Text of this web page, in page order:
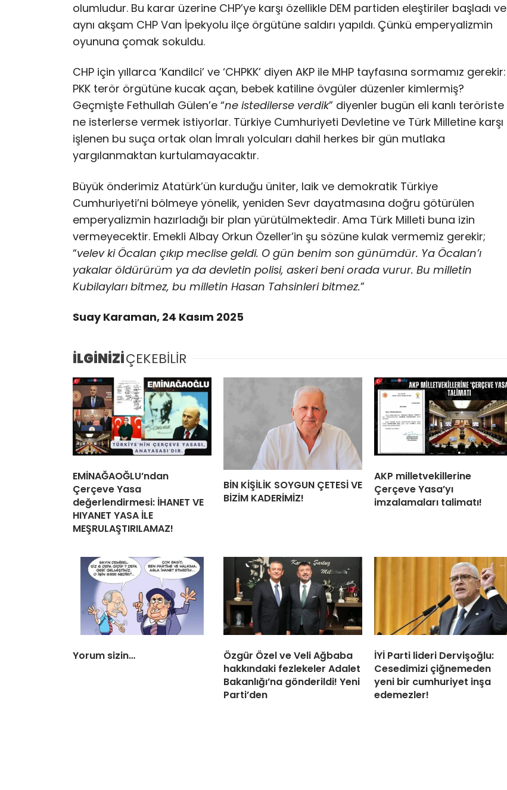
olumludur. Bu karar üzerine CHP’ye karşı özellikle DEM partiden eleştiriler başladı ve
aynı akşam CHP Van İpekyolu ilçe örgütüne saldırı yapıldı. Çünkü emperyalizmin
oyununa çomak sokuldu.
CHP için yıllarca ‘Kandilci’ ve ‘CHPKK’ diyen AKP ile MHP tayfasına sormamız gerekir:
PKK terör örgütüne kucak açan, bebek katiline övgüler düzenler kimlermiş?
Geçmişte Fethullah Gülen’e “ne istedilerse verdik” diyenler bugün eli kanlı teröriste
ne isterlerse vermek istiyorlar. Türkiye Cumhuriyeti Devletine ve Türk Milletine karşı
işlenen bu suça ortak olan İmralı yolcuları dahil herkes bir gün mutlaka
yargılanmaktan kurtulamayacaktır.
Büyük önderimiz Atatürk’ün kurduğu üniter, laik ve demokratik Türkiye
Cumhuriyeti’ni bölmeye yönelik, yeniden Sevr dayatmasına doğru götürülen
emperyalizmin hazırladığı bir plan yürütülmektedir. Ama Türk Milleti buna izin
vermeyecektir. Emekli Albay Orkun Özeller’in şu sözüne kulak vermemiz gerekir;
“velev ki Öcalan çıkıp meclise geldi. O gün benim son günümdür. Ya Öcalan’ı
yakalar öldürürüm ya da devletin polisi, askeri beni orada vurur. Bu milletin
Kubilayları bitmez, bu milletin Hasan Tahsinleri bitmez.”
Suay Karaman, 24 Kasım 2025
İLGİNİZİÇEKEBİLİR
EMİNAĞAOĞLU’ndan
Çerçeve Yasa
değerlendirmesi: İHANET VE
HIYANET YASA İLE
MEŞRULAŞTIRILAMAZ!
BİN KİŞİLİK SOYGUN ÇETESİ VE
BİZİM KADERİMİZ!
AKP milletvekillerine
Çerçeve Yasa’yı
imzalamaları talimatı!
Yorum sizin…
Özgür Özel ve Veli Ağbaba
hakkındaki fezlekeler Adalet
Bakanlığı’na gönderildi! Yeni
Parti’den
İYİ Parti lideri Dervişoğlu:
Cesedimizi çiğnemeden
yeni bir cumhuriyet inşa
edemezler!